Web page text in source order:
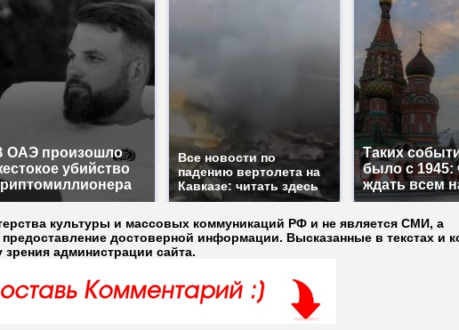
ОАЭ произошло
убийство
Все новости по
падению вертолета на
Кавказе: читать здесь
Таких
было с 1945:
ждать всем
культуры и массовых коммуникаций РФ и не является СМИ, а
предоставление достоверной информации. Высказанные в текстах и
зрения администрации сайта.